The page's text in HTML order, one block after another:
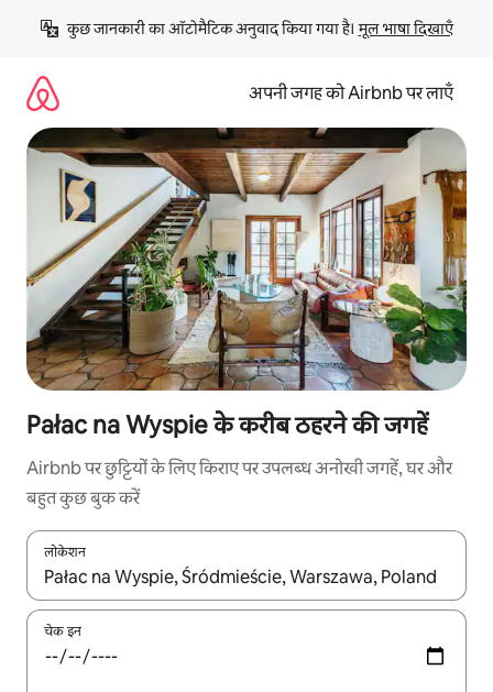
छोड़कर
कॉन्टेंट
कुछ जानकारी का ऑटोमैटिक अनुवाद किया गया है। मूल भाषा दिखाएँ
अपनी जगह को Airbnb पर लाएँ
Pałac na Wyspie के करीब ठहरने की जगहें
Airbnb पर छुट्टियों के लिए किराए पर उपलब्ध अनोखी जगहें, घर और
बहुत कुछ बुक करें
लोकेशन
नतीजों के उपलब्ध होने पर, अप और डाउन 'ऐरो की' का इस्तेमाल करके नेविगेट
चेक इन